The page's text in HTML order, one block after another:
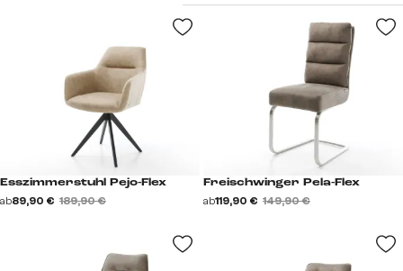
Esszimmerstuhl Pejo-Flex
ab89,90 € 189,90 €
Freischwinger Pela-Flex
ab119,90 € 149,90 €